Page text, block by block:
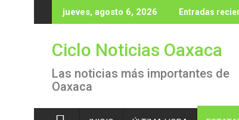
al
jueves, agosto 6, 2026 Entradas
Ciclo Noticias Oaxaca
Las noticias más importantes de
Oaxaca